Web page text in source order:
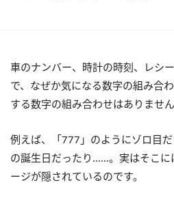
車のナンバー、時計の時刻、レシ
で、なぜか気になる数字の組み合
する数字の組み合わせはありませ
例えば、「777」のようにゾロ目
の誕生日だったり……。実はそこに
ージが隠されているのです。